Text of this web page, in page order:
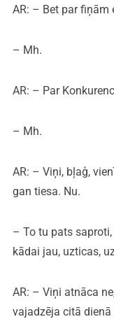
AR: – Bet par fiņām
– Mh.
AR: – Par
– Mh.
AR: – Viņi, bļaģ,
gan tiesa. Nu.
– To tu pats
kādai jau, uzticas,
AR: – Viņi atnāca
vajadzēja citā dienā